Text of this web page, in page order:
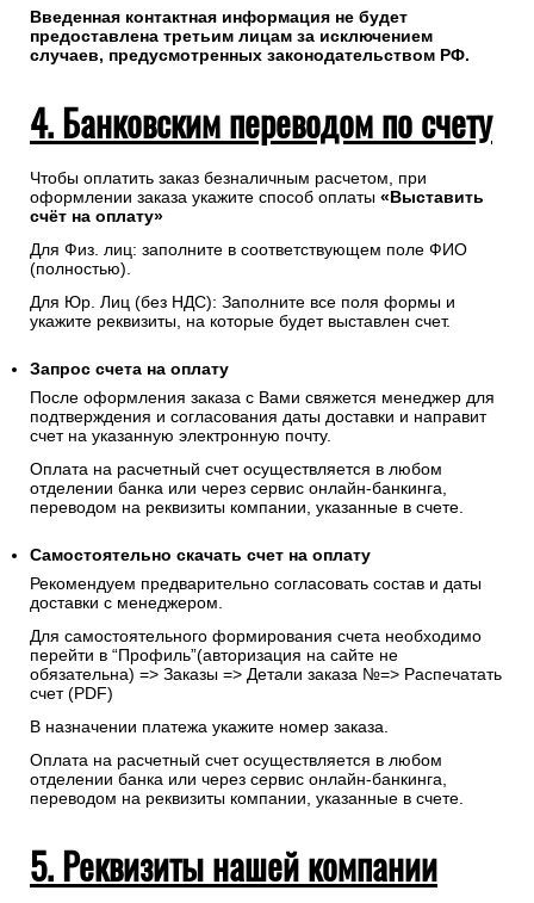
Введенная контактная информация не будет
предоставлена третьим лицам за исключением
случаев, предусмотренных законодательством РФ.
4. Банковским переводом по счету
Чтобы оплатить заказ безналичным расчетом, при
оформлении заказа укажите способ оплаты «Выставить
счёт на оплату»
Для Физ. лиц: заполните в соответствующем поле ФИО
(полностью).
Для Юр. Лиц (без НДС): Заполните все поля формы и
укажите реквизиты, на которые будет выставлен счет.
Запрос счета на оплату
После оформления заказа с Вами свяжется менеджер для
подтверждения и согласования даты доставки и направит
счет на указанную электронную почту.
Оплата на расчетный счет осуществляется в любом
отделении банка или через сервис онлайн-банкинга,
переводом на реквизиты компании, указанные в счете.
Самостоятельно скачать счет на оплату
Рекомендуем предварительно согласовать состав и даты
доставки с менеджером.
Для самостоятельного формирования счета необходимо
перейти в “Профиль”(авторизация на сайте не
обязательна) => Заказы => Детали заказа №=> Распечатать
счет (PDF)
В назначении платежа укажите номер заказа.
Оплата на расчетный счет осуществляется в любом
отделении банка или через сервис онлайн-банкинга,
переводом на реквизиты компании, указанные в счете.
5. Реквизиты нашей компании